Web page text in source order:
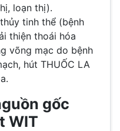
loạn thị).
tinh thể (bệnh
thiện thoái hóa
võng mạc do bệnh
hút THUỐC LA
gốc
WIT